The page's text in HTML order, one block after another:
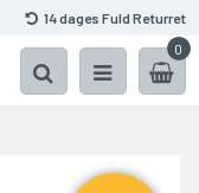
14 dages Fuld Returret
0